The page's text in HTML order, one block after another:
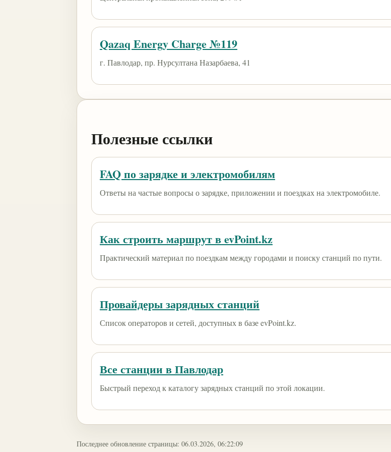
Qazaq Energy Charge №119
г. Павлодар, пр. Нурсултана Назарбаева, 41
Полезные ссылки
FAQ по зарядке и электромобилям
Ответы на частые вопросы о зарядке, приложении и поездках на электромобиле.
Как строить маршрут в evPoint.kz
Практический материал по поездкам между городами и поиску станций по пути.
Провайдеры зарядных станций
Список операторов и сетей, доступных в базе evPoint.kz.
Все станции в Павлодар
Быстрый переход к каталогу зарядных станций по этой локации.
Последнее обновление страницы: 06.03.2026, 06:22:09